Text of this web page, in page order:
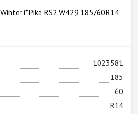
i*Pike RS2 W429 185/60R14
1023581
185
60
R14